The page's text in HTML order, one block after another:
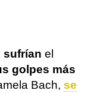
sufrían el
golpes más
Bach, se